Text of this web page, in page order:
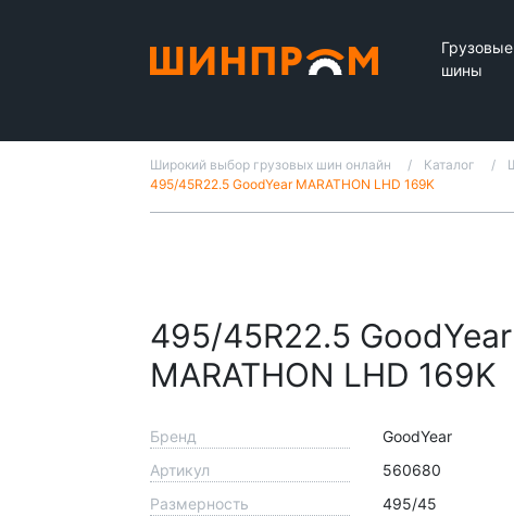
Грузовые
шины
Широкий выбор грузовых шин онлайн Каталог
495/45R22.5 GoodYear MARATHON LHD 169K
495/45R22.5 GoodYear
MARATHON LHD 169K
Бренд
GoodYear
Артикул
560680
Размерность
495/45